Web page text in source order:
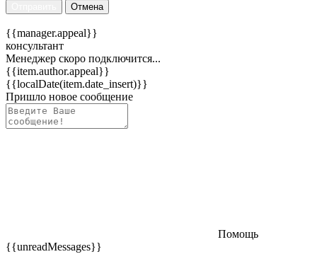
Отмена
{{manager.appeal}}
консультант
Менеджер скоро подключится...
{{item.author.appeal}}
{{localDate(item.date_insert)}}
Пришло новое сообщение
Помощь
{{unreadMessages}}